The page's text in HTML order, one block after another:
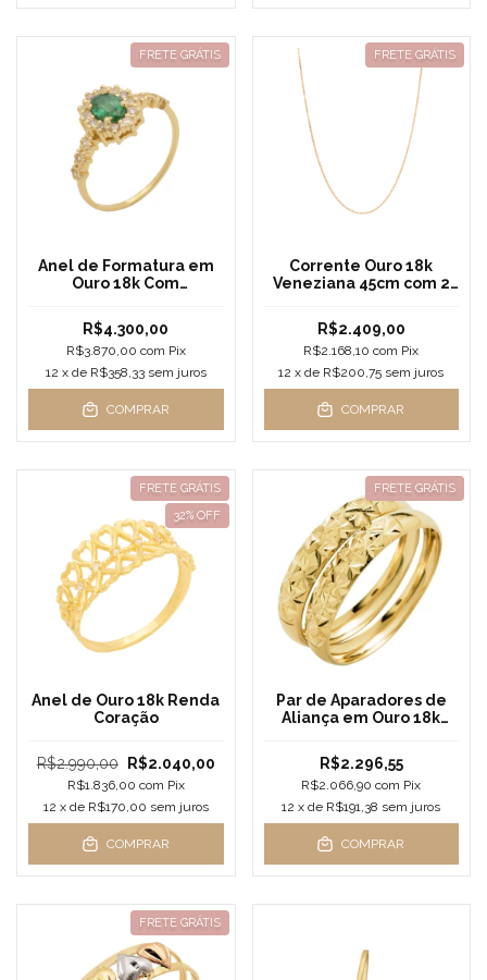
FRETE GRÁTIS
Anel de Formatura em
Ouro 18k Com
R$4.300,00
R$3.870,00 com Pix
12 x de R$358,33 sem juros
COMPRAR
FRETE GRÁTIS
Corrente Ouro 18k
Veneziana 45cm com 2
R$2.409,00
R$2.168,10com Pix
12 x de R$200,75 sem juros
COMPRAR
FRETE GRÁTIS
32% OFF
Anel de Ouro 18k Renda
Coração
R$2.990,00 R$2.040,00
R$1.836,00 com Pix
12 x de R$170,00 sem juros
COMPRAR
FRETE GRÁTIS
Par de Aparadores de
Aliança em Ouro 18k
R$2.296,55
R$2.066,90com Pix
12 x de R$191,38 sem juros
COMPRAR
FRETE GRÁTIS